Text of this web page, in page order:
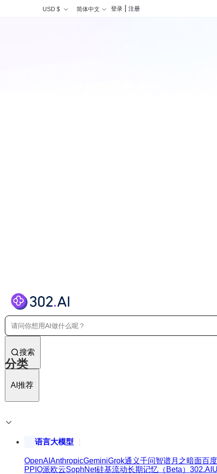
USD $ 简体中文 登录 注册
搜索
AI推荐
分类
语言大模型
OpenAI AnthropicGeminiGrok通义千问智谱月之暗面百度
PPIO派欧云SophNet硅基流动长期记忆（Beta） 302.AI